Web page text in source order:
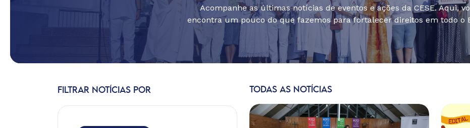
Acompanhe as últimas notícias de eventos e ações da CESE. Aqui,
encontra um pouco do que fazemos para fortalecer direitos em todo o
FILTRAR NOTÍCIAS POR TODAS AS NOTÍCIAS